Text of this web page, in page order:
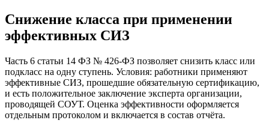
Снижение класса при применении
эффективных СИЗ
Часть 6 статьи 14 ФЗ № 426-ФЗ позволяет снизить класс или
подкласс на одну ступень. Условия: работники применяют
эффективные СИЗ, прошедшие обязательную сертификацию,
и есть положительное заключение эксперта организации,
проводящей СОУТ. Оценка эффективности оформляется
отдельным протоколом и включается в состав отчёта.